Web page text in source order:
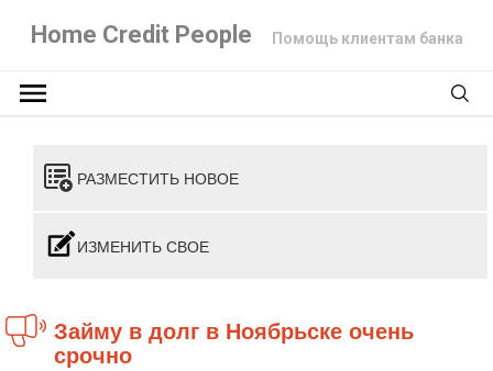
Home Credit People Помощь клиентам банка
РАЗМЕСТИТЬ НОВОЕ
ИЗМЕНИТЬ СВОЕ
Займу в долг в Ноябрьске очень
срочно